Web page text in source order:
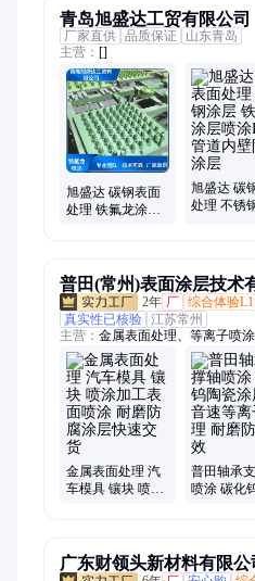
青岛旭盛达工贸有限公司
厂家直供 品质保证
山东青岛
主营： []
旭盛达 碳钢表面
处理 铁氟龙涂层
旭盛达 碳
处理 不锈
普田(常州)表面涂层技术
2年 厂 综合体验L1
真实性已核验 江苏常州
主营： 金属表面处理、等离子喷
喷涂、热喷涂加工、碳化钨
金属表面处理 汽
车模具 镶块 喷涂
普田轴承
喷涂 碳化
广东财领头新材料有限公